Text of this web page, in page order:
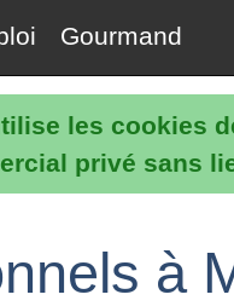
les cookies
privé sans
Gourmand
à